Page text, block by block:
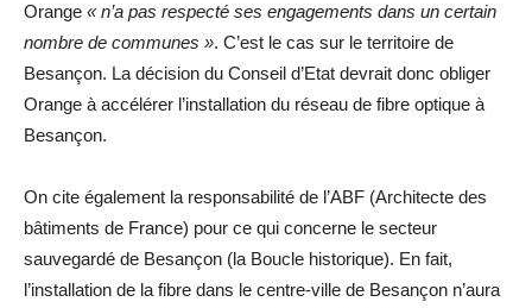
Orange « n’a pas respecté ses engagements dans un certain
nombre de communes ». C’est le cas sur le territoire de
Besançon. La décision du Conseil d’Etat devrait donc obliger
Orange à accélérer l’installation du réseau de fibre optique à
Besançon.
On cite également la responsabilité de l’ABF (Architecte des
bâtiments de France) pour ce qui concerne le secteur
sauvegardé de Besançon (la Boucle historique). En fait,
l’installation de la fibre dans le centre-ville de Besançon n’aura